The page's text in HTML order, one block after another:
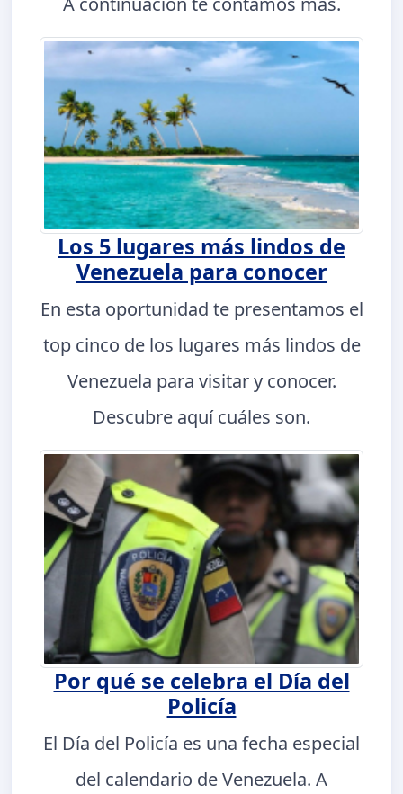
Los 5 lugares más lindos de
Venezuela para conocer
En esta oportunidad te presentamos el
top cinco de los lugares más lindos de
Venezuela para visitar y conocer.
Descubre aquí cuáles son.
Por qué se celebra el Día del
Policía
El Día del Policía es una fecha especial
del calendario de Venezuela. A